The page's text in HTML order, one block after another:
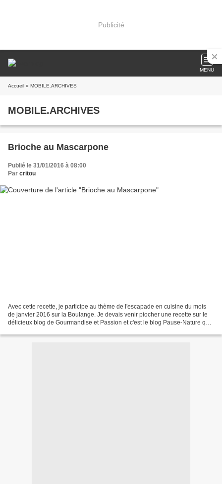
Publicité
MENU
Accueil » MOBILE.ARCHIVES
MOBILE.ARCHIVES
Brioche au Mascarpone
Publié le 31/01/2016 à 08:00
Par critou
Avec cette recette, je participe au thème de l'escapade en cuisine du mois
de janvier 2016 sur la Boulange. Je devais venir piocher une recette sur le
délicieux blog de Gourmandise et Passion et c'est le blog Pause-Nature qui